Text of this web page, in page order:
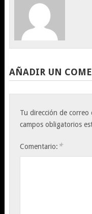
AÑADIR UN
Tu dirección de correo
campos obligatorios
Comentario: *